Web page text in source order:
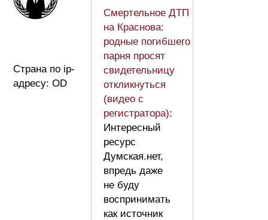
Страна по ip-
адресу: OD
Смертельное ДТП
на Краснова:
родные погибшего
парня просят
свидетельницу
откликнуться
(видео с
регистратора):
Интересный
ресурс
Думская.нет,
впредь даже
не буду
воспринимать
как источник